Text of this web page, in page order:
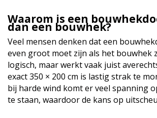
Waarom is een
dan een bouwhek?
Veel mensen denken dat een
even groot moet zijn als het bouwhek
logisch, maar werkt vaak juist
exact 350 × 200 cm is lastig strak te
bij harde wind komt er veel spanning
te staan, waardoor de kans op